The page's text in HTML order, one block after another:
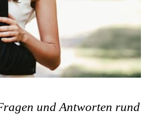
und Antworten rund